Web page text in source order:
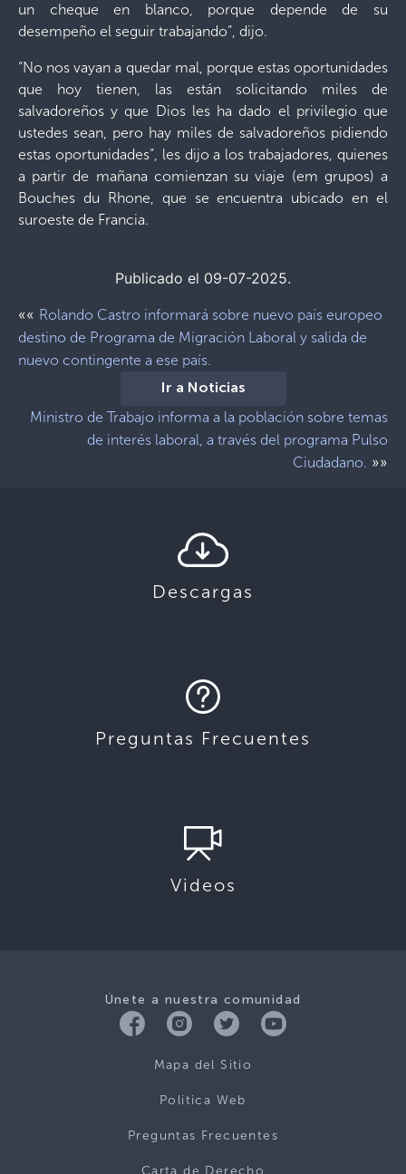
un cheque en blanco, porque depende de su
desempeño el seguir trabajando”, dijo.
“No nos vayan a quedar mal, porque estas oportunidades
que hoy tienen, las están solicitando miles de
salvadoreños y que Dios les ha dado el privilegio que
ustedes sean, pero hay miles de salvadoreños pidiendo
estas oportunidades”, les dijo a los trabajadores, quienes
a partir de mañana comienzan su viaje (em grupos) a
Bouches du Rhone, que se encuentra ubicado en el
suroeste de Francia.
Publicado el 09-07-2025.
«« Rolando Castro informará sobre nuevo país europeo
destino de Programa de Migración Laboral y salida de
nuevo contingente a ese país.
Ir a Noticias
Ministro de Trabajo informa a la población sobre temas
de interés laboral, a través del programa Pulso
Ciudadano. »»
Descargas
Preguntas Frecuentes
Videos
Únete a nuestra comunidad
Mapa del Sitio
Politica Web
Preguntas Frecuentes
Carta de Derecho